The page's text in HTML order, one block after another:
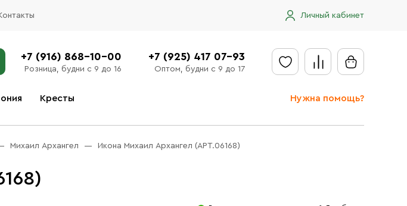
Личный кабинет
+7 (916) 868-10-00
Розница, будни с 9 до 16
+7 (925) 417 07-93
Оптом, будни с 9 до 17
Кресты Нужна помощь?
Отправить заявку
Михаил Архангел Икона Михаил Архангел (АРТ.06168)